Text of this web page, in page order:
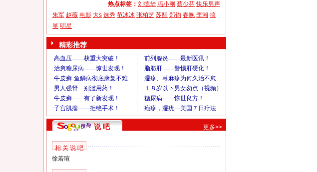
热点标签： 刘德华 冯小刚 蔡少芬 快乐男声
朱军 赵薇 电影 大s 选秀 范冰冰 张柏芝 苏醒 郑钧 春晚 李湘 搞
笑 明星
精彩推荐
说 吧 更多>>
相 关 说 吧
徐若瑄